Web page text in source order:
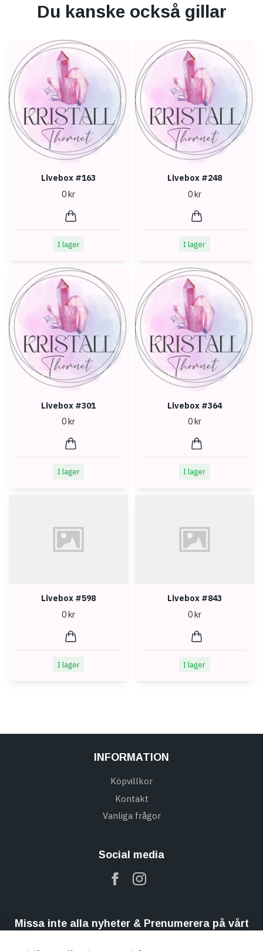
Du kanske också gillar
Livebox #163
0 kr
I lager
Livebox #248
0 kr
I lager
Livebox #301
0 kr
I lager
Livebox #364
0 kr
I lager
Livebox #598
0 kr
I lager
Livebox #843
0 kr
I lager
INFORMATION
Köpvillkor
Kontakt
Vanliga frågor
Social media
Missa inte alla nyheter & Prenumerera på vårt